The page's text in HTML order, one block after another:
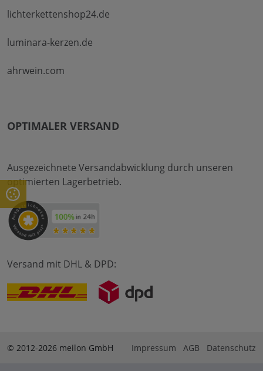
lichterkettenshop24.de
luminara-kerzen.de
ahrwein.com
OPTIMALER VERSAND
Ausgezeichnete Versandabwicklung durch unseren
optimierten Lagerbetrieb.
Versand mit DHL & DPD:
© 2012-2026 meilon GmbH Impressum AGB Datenschutz